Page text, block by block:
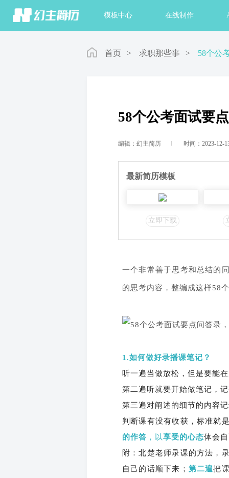
首页 模板中心 在线制作
首页 > 求职那些事 > 58个公
58个公考面试要
编辑：幻主简历 时间：2023-12-
最新简历模板
立即下载
一个非常善于思考和总结的
的思考内容，整编成这样58
1 .如何做好录播课笔记？
听一遍当做放松，但是要能
第二遍听就要开始做笔记，
第三遍对阐述的细节的内容
判断课有没有收获，标准就
的作答 ，以享受的心态体会
附：北楚老师录课的方法，
自己的话顺下来； 第二遍把